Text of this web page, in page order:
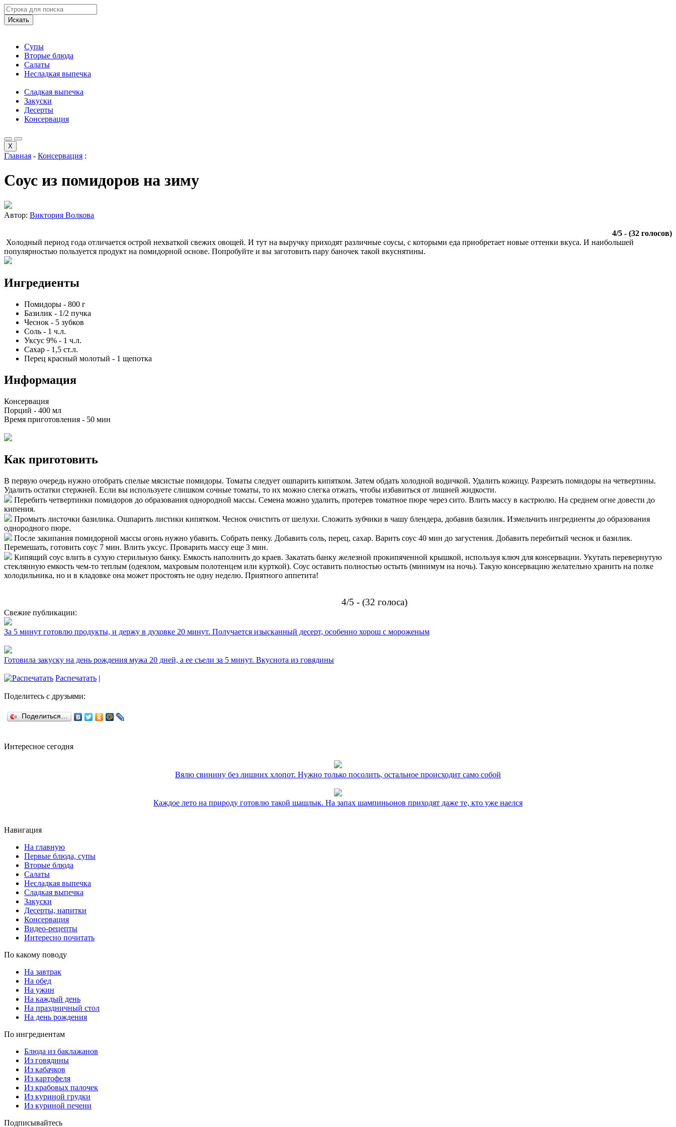
Искать
Супы
Вторые блюда
Салаты
Несладкая выпечка
Сладкая выпечка
Закуски
Десерты
Консервация
X
Главная - Консервация :
Соус из помидоров на зиму
Автор: Виктория Волкова
4/5 - (32 голосов)
Холодный период года отличается острой нехваткой свежих овощей. И тут на выручку приходят различные соусы, с которыми еда приобретает новые оттенки вкуса. И наибольшей
популярностью пользуется продукт на помидорной основе. Попробуйте и вы заготовить пару баночек такой вкуснятины.
Ингредиенты
Помидоры - 800 г
Базилик - 1/2 пучка
Чеснок - 5 зубков
Соль - 1 ч.л.
Уксус 9% - 1 ч.л.
Сахар - 1,5 ст.л.
Перец красный молотый - 1 щепотка
Информация
Консервация
Порций - 400 мл
Время приготовления - 50 мин
Как приготовить
В первую очередь нужно отобрать спелые мясистые помидоры. Томаты следует ошпарить кипятком. Затем обдать холодной водичкой. Удалить кожицу. Разрезать помидоры на четвертины.
Удалить остатки стержней. Если вы используете слишком сочные томаты, то их можно слегка отжать, чтобы избавиться от лишней жидкости.
Перебить четвертинки помидоров до образования однородной массы. Семена можно удалить, протерев томатное пюре через сито. Влить массу в кастрюлю. На среднем огне довести до
кипения.
Промыть листочки базилика. Ошпарить листики кипятком. Чеснок очистить от шелухи. Сложить зубчики в чашу блендера, добавив базилик. Измельчить ингредиенты до образования
однородного пюре.
После закипания помидорной массы огонь нужно убавить. Собрать пенку. Добавить соль, перец, сахар. Варить соус 40 мин до загустения. Добавить перебитый чеснок и базилик.
Перемешать, готовить соус 7 мин. Влить уксус. Проварить массу еще 3 мин.
Кипящий соус влить в сухую стерильную банку. Емкость наполнить до краев. Закатать банку железной прокипяченной крышкой, используя ключ для консервации. Укутать перевернутую
стеклянную емкость чем-то теплым (одеялом, махровым полотенцем или курткой). Соус оставить полностью остыть (минимум на ночь). Такую консервацию желательно хранить на полке
холодильника, но и в кладовке она может простоять не одну неделю. Приятного аппетита!
4/5 - (32 голоса)
Свежие публикации:
За 5 минут готовлю продукты, и держу в духовке 20 минут. Получается изысканный десерт, особенно хорош с мороженым
Готовила закуску на день рождения мужа 20 дней, а ее съели за 5 минут. Вкуснота из говядины
Распечатать |
Поделитесь с друзьями:
Поделиться…
Интересное сегодня
Вялю свинину без лишних хлопот. Нужно только посолить, остальное происходит само собой
Каждое лето на природу готовлю такой шашлык. На запах шампиньонов приходят даже те, кто уже наелся
Навигация
На главную
Первые блюда, супы
Вторые блюда
Салаты
Несладкая выпечка
Сладкая выпечка
Закуски
Десерты, напитки
Консервация
Видео-рецепты
Интересно почитать
По какому поводу
На завтрак
На обед
На ужин
На каждый день
На праздничный стол
На день рождения
По ингредиентам
Блюда из баклажанов
Из говядины
Из кабачков
Из картофеля
Из крабовых палочек
Из куриной грудки
Из куриной печени
Подписывайтесь